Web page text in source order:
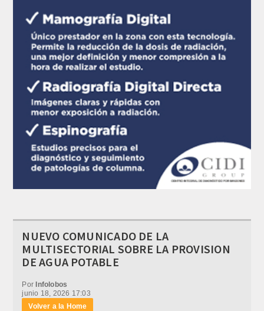
NUEVO COMUNICADO DE LA
MULTISECTORIAL SOBRE LA PROVISION
DE AGUA POTABLE
PorInfolobos
junio 18, 2026 17:03
Volver a la Home